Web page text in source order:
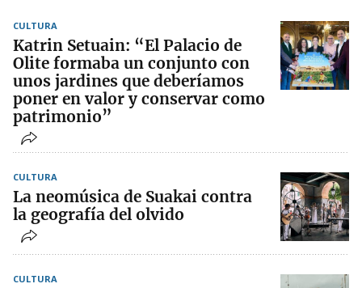
CULTURA
Katrin Setuain: “El Palacio de
Olite formaba un conjunto con
unos jardines que deberíamos
poner en valor y conservar como
patrimonio”
CULTURA
La neomúsica de Suakai contra
la geografía del olvido
CULTURA